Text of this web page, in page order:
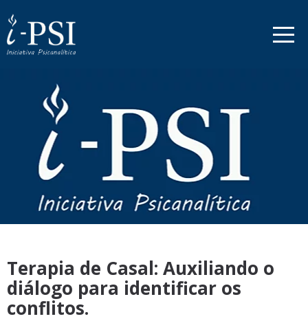
Terapia de Casal: Auxiliando o
diálogo para identificar os
conflitos.